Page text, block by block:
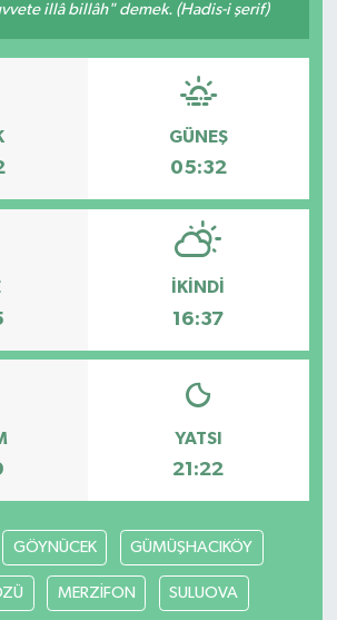
illâ billâh" demek. (Hadis-i şerif)
GÜNEŞ
05:32
İKINDI
16:37
YATSI
21:22
GÖYNÜCEK GÜMÜŞHACIKÖY
MERZİFON SULUOVA